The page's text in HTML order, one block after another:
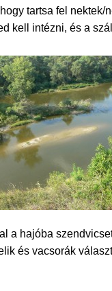
tartsa fel nektek/
kell intézni, és a
a hajóba
és vacsorák